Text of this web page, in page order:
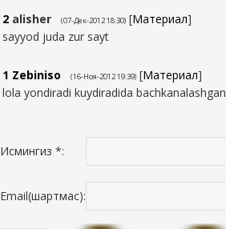
2 alisher (07-Дек-2012 18:30) [Материал]
sayyod juda zur sayt
1 Zebiniso (16-Ноя-2012 19:39) [Материал]
lola yondiradi kuydiradida bachkanalashgan
Исмингиз *:
Email(шартмас):